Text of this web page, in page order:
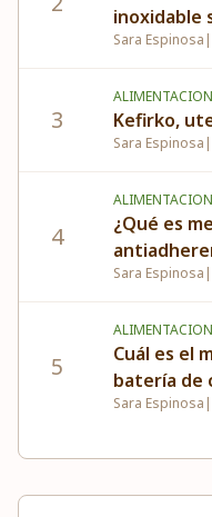
inoxidable
completa
Sara Espinosa |
3 Kefirko,
Sara Espinosa |
4
¿Qué es
acero
Sara Espinosa |
5
Cuál es el
batería de
fácil de
Sara Espinosa |